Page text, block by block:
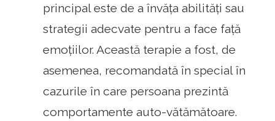
principal este de a învăța abilități sau
strategii adecvate pentru a face față
emoțiilor. Această terapie a fost, de
asemenea, recomandată în special în
cazurile în care persoana prezintă
comportamente auto-vătămătoare.